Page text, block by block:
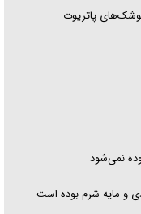
پاتریوت
نمی‌شود
و مایه شرم بوده است